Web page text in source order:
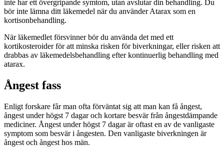
inte har ett övergripande symtom, utan avslutar din behandling. Du
bör inte lämna ditt läkemedel när du använder Atarax som en
kortisonbehandling.
När läkemedlet försvinner bör du använda det med ett
kortikosteroider för att minska risken för biverkningar, eller risken att
drabbas av läkemedelsbehandling efter kontinuerlig behandling med
atarax.
Ångest fass
Enligt forskare får man ofta förväntat sig att man kan få ångest,
ångest under högst 7 dagar och kortare besvär från ångestdämpande
mediciner. Ångest under högst 7 dagar är oftast en av de vanligaste
symptom som besvär i ångesten. Den vanligaste biverkningen är
ångest och ångest hos män.